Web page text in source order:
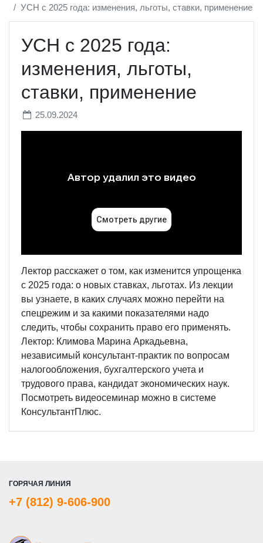
УСН с 2025 года: изменения, льготы, ставки, применение
УСН с 2025 года:
изменения, льготы,
ставки, применение
25.09.2024
Лектор расскажет о том, как изменится упрощенка
с 2025 года: о новых ставках, льготах. Из лекции
вы узнаете, в каких случаях можно перейти на
спецрежим и за какими показателями надо
следить, чтобы сохранить право его применять.
Лектор: Климова Марина Аркадьевна,
независимый консультант-практик по вопросам
налогообложения, бухгалтерского учета и
трудового права, кандидат экономических наук.
Посмотреть видеосеминар можно в системе
КонсультантПлюс.
ГОРЯЧАЯ ЛИНИЯ
+7 (812) 9-606-900